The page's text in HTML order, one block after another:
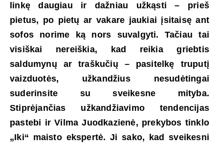
linkę daugiau ir dažniau užkąsti – prieš
pietus, po pietų ar vakare jaukiai įsitaisę ant
sofos norime ką nors suvalgyti. Tačiau tai
visiškai nereiškia, kad reikia griebtis
saldumynų ar traškučių – pasitelkę truputį
vaizduotės, užkandžius nesudėtingai
suderinsite su sveikesne mityba.
Stiprėjančias užkandžiavimo tendencijas
pastebi ir Vilma Juodkazienė, prekybos tinklo
„Iki“ maisto ekspertė. Ji sako, kad sveikesni